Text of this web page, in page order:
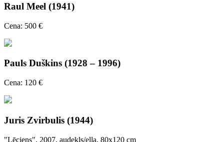
Raul Meel (1941)
Cena: 500 €
Pauls Duškins (1928 – 1996)
Cena: 120 €
Juris Zvirbulis (1944)
"Lēciens", 2007, audekls/eļļa, 80x120 cm